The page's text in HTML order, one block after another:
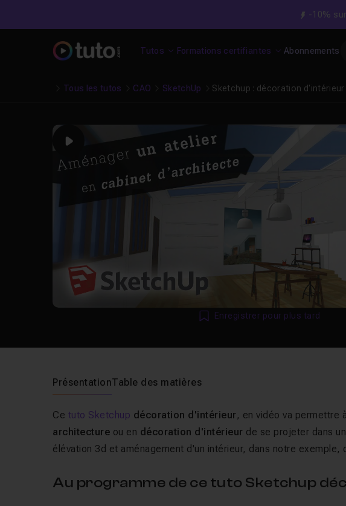
-10%
Tutos Formations certifiantes Abonnements
Tous les tutos CAO SketchUp Sketchup : décoration d'intérieur
Play
Enregistrer pour plus tard
PrésentationTable des matières
Ce tuto Sketchup décoration d'intérieur , en vidéo va permettre
architecture ou en décoration d'intérieur de se projeter dans
élévation 3d et aménagement d'un intérieur, dans notre exemple,
Au programme de ce tuto Sketchup